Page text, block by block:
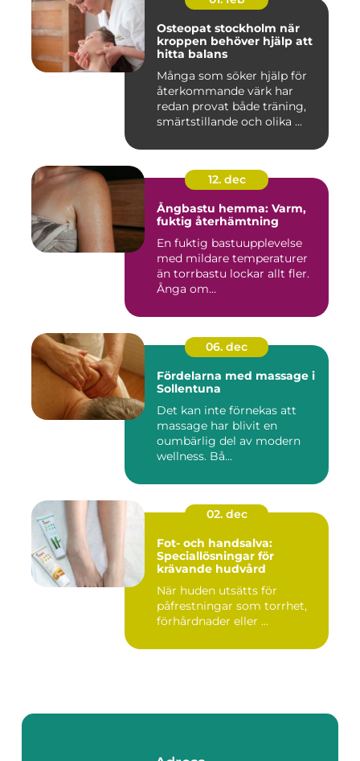
Osteopat stockholm när
kroppen behöver hjälp att
hitta balans
Många som söker hjälp för
återkommande värk har
redan provat både träning,
smärtstillande och olika ...
12. dec
Ångbastu hemma: Varm,
fuktig återhämtning
En fuktig bastuupplevelse
med mildare temperaturer
än torrbastu lockar allt fler.
Ånga om...
06. dec
Fördelarna med massage i
Sollentuna
Det kan inte förnekas att
massage har blivit en
oumbärlig del av modern
wellness. Bå...
02. dec
Fot- och handsalva:
Speciallösningar för
krävande hudvård
När huden utsätts för
påfrestningar som torrhet,
förhårdnader eller ...